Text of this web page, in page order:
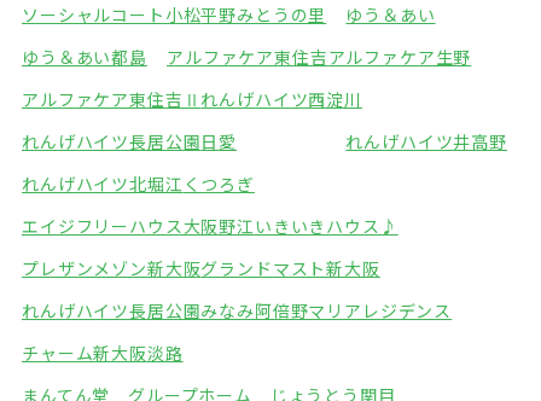
ソーシャルコート小松平野みとうの里
ゆう＆あい
ゆう＆あい都島
アルファケア東住吉アルファケア生野
アルファケア東住吉Ⅱ れんげハイツ西淀川
れんげハイツ長居公園日愛
れんげハイツ井高野
れんげハイツ北堀江 くつろぎ
エイジフリーハウス大阪野江いきいきハウス♪
プレザンメゾン新大阪グランドマスト新大阪
れんげハイツ長居公園みなみ阿倍野マリアレジデンス
チャーム新大阪淡路
まんてん堂 グループホーム じょうとう関目